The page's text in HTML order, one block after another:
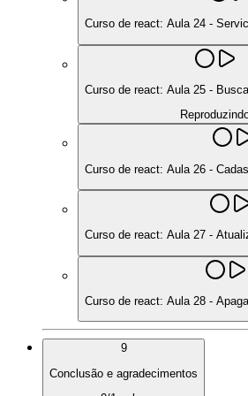
Curso de react: Aula 24 -
Curso de react: Aula 25 -
Curso de react: Aula 26 -
Curso de react: Aula 27 -
Curso de react: Aula 28 -
9
Conclusão e agradecimentos